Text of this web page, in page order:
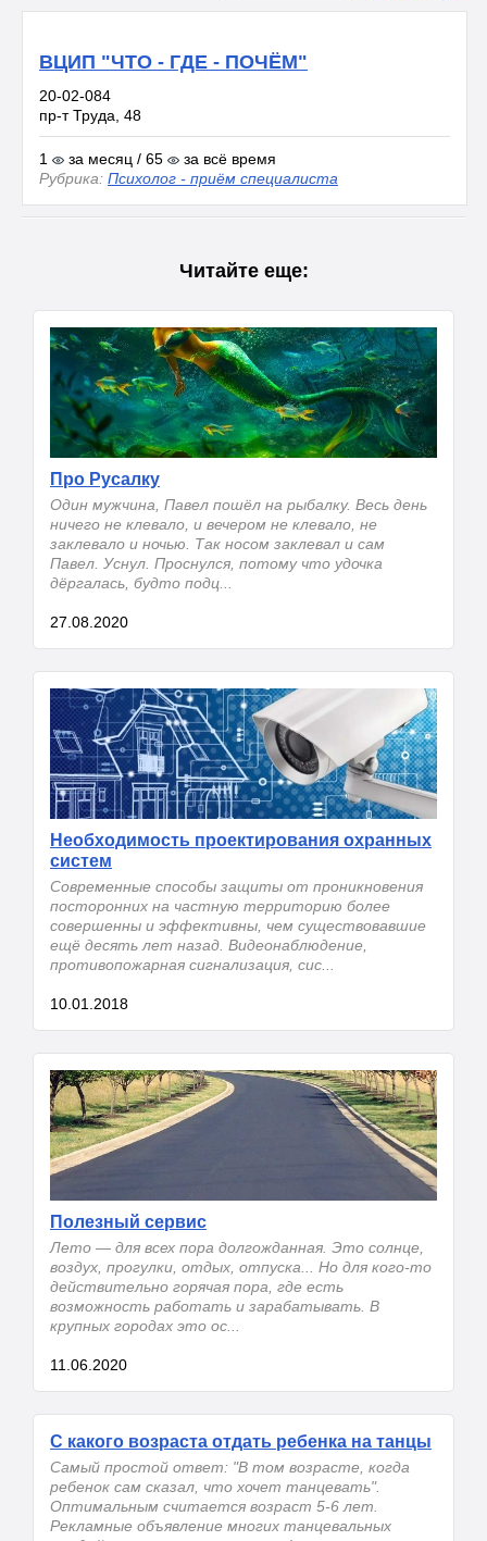
ВЦИП "ЧТО - ГДЕ - ПОЧЁМ"
20-02-084
пр-т Труда, 48
1 за месяц / 65
за всё время
Рубрика: Психолог - приём специалиста
Читайте еще:
Про Русалку
Один мужчина, Павел пошёл на рыбалку. Весь день
ничего не клевало, и вечером не клевало, не
заклевало и ночью. Так носом заклевал и сам
Павел. Уснул. Проснулся, потому что удочка
дёргалась, будто подц...
27.08.2020
Необходимость проектирования охранных
систем
Современные способы защиты от проникновения
посторонних на частную территорию более
совершенны и эффективны, чем существовавшие
ещё десять лет назад. Видеонаблюдение,
противопожарная сигнализация, сис...
10.01.2018
Полезный сервис
Лето — для всех пора долгожданная. Это солнце,
воздух, прогулки, отдых, отпуска... Но для кого-то
действительно горячая пора, где есть
возможность работать и зарабатывать. В
крупных городах это ос...
11.06.2020
С какого возраста отдать ребенка на танцы
Самый простой ответ: "В том возрасте, когда
ребенок сам сказал, что хочет танцевать".
Оптимальным считается возраст 5-6 лет.
Рекламные объявление многих танцевальных